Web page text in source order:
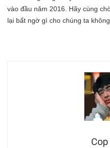
vào đầu năm 2016. Hãy cùng
lại bất ngờ gì cho chúng ta